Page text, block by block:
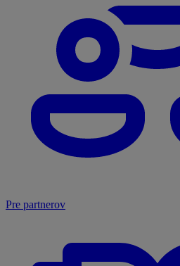
Pre partnerov